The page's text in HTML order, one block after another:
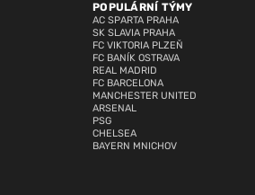
POPULÁRNÍ TÝMY
AC SPARTA PRAHA
SK SLAVIA PRAHA
FC VIKTORIA PLZEŇ
FC BANÍK OSTRAVA
REAL MADRID
FC BARCELONA
MANCHESTER UNITED
ARSENAL
PSG
CHELSEA
BAYERN MNICHOV